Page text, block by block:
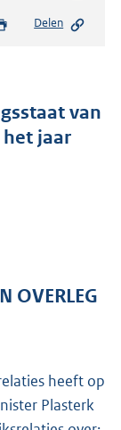
Delen
van
jaar
OVERLEG
heeft op
Plasterk